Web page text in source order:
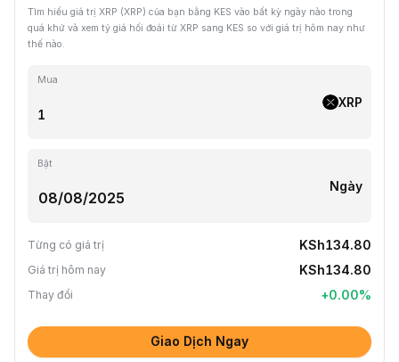
Tìm hiểu giá trị XRP (XRP) của bạn bằng KES vào bất kỳ ngày nào trong
quá khứ và xem tỷ giá hối đoái từ XRP sang KES so với giá trị hôm nay như
thế nào.
Mua
XRP
Bật
Ngày
Từng có giá trị KSh134.80
Giá trị hôm nay KSh134.80
Thay đổi +0.00%
Giao Dịch Ngay